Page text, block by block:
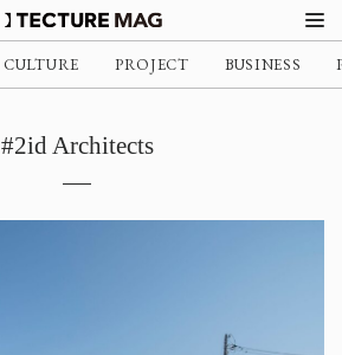
CULTURE PROJECT BUSINESS
#2id Architects